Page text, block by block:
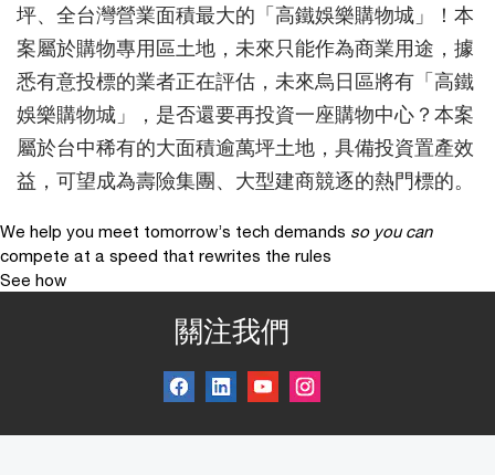
坪、全台灣營業面積最大的「高鐵娛樂購物城」！本
案屬於購物專用區土地，未來只能作為商業用途，據
悉有意投標的業者正在評估，未來烏日區將有「高鐵
娛樂購物城」，是否還要再投資一座購物中心？本案
屬於台中稀有的大面積逾萬坪土地，具備投資置產效
益，可望成為壽險集團、大型建商競逐的熱門標的。
We help you meet tomorrow’s tech demands so you can
compete at a speed that rewrites the rules
See how
關注我們